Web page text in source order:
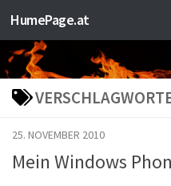
Zum Inhalt springen
HumePage.at
25. NOVEMBER 2010
Mein Windows